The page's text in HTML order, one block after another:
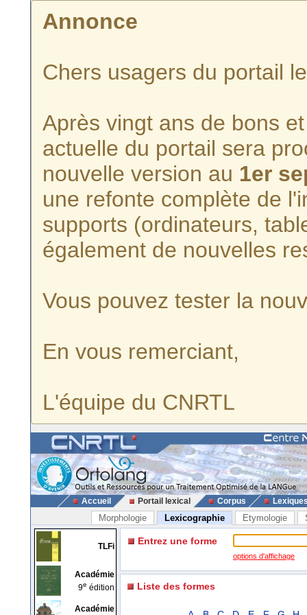
Annonce
Chers usagers du portail
Après vingt ans de bons
actuelle du portail sera
nouvelle version au 1er
une refonte complète de
supports (ordinateurs,
également de nouvelles
Vous pouvez tester la
En vous remerciant,
L'équipe du CNRTL
Accueil Portail lexical Corpus
Morphologie Lexicographie Etymologie
TLFi
Académie
9e édition
Académie
Entrez une forme
options d'affichage
Liste des formes